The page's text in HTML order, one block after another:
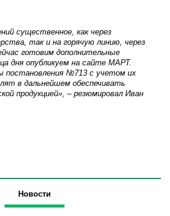
существенное, как через
так и на горячую линию, через
готовим дополнительные
дня опубликуем на сайте МАРТ.
постановления №713 с учетом их
в дальнейшем обеспечивать
продукцией», – резюмировал Иван
Новости